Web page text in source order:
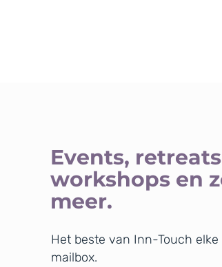
Events,
workshops en
meer.
Het beste van Inn-Touch
mailbox.